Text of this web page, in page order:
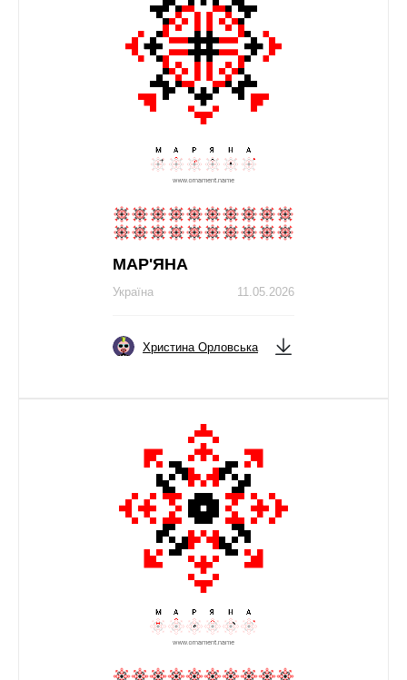
МАР'ЯНА
11.05.2026
Україна
Христина Орловська